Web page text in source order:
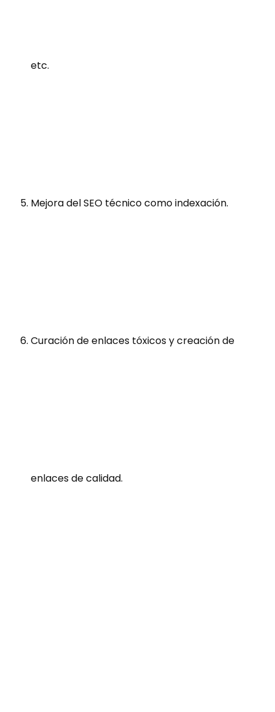
etc.
Mejora del SEO técnico como indexación.
Curación de enlaces tóxicos y creación de
enlaces de calidad.